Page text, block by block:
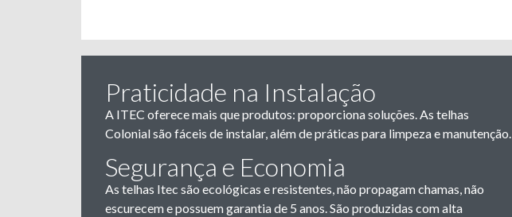
Praticidade na Instalação
A ITEC oferece mais que produtos: proporciona soluções. As telhas
Colonial são fáceis de instalar, além de práticas para limpeza e manutenção.
Segurança e Economia
As telhas Itec são ecológicas e resistentes, não propagam chamas, não
escurecem e possuem garantia de 5 anos. São produzidas com alta